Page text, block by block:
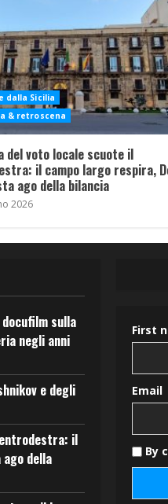
dalla Sicilia
& retroscena
del voto locale scuote il
il campo largo respira,
ago della bilancia
2026
sulla
negli anni
e degli
il
della
First
Email
By